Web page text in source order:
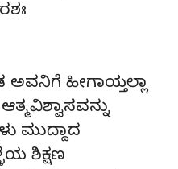
ಹೀಗಾಯ್ತಲ್ಲಾ
ಮುದ್ದಾದ
ಶಿಕ್ಷಣ